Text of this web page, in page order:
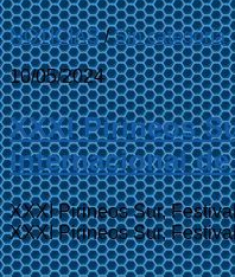
NOTICIAS/Sin categoría
10/05/2024
XXXI Pirineos
Internacional
XXXI Pirineos Sur,
XXXI Pirineos Sur,